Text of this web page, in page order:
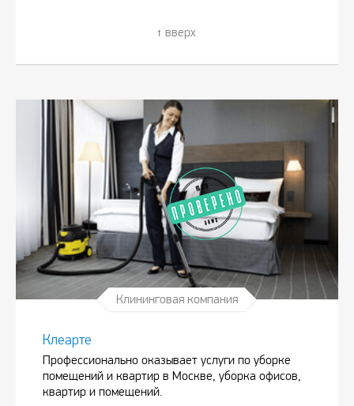
вверх
Клининговая компания
Клеарте
Профессионально оказывает услуги по уборке
помещений и квартир в Москве, уборка офисов,
квартир и помещений.